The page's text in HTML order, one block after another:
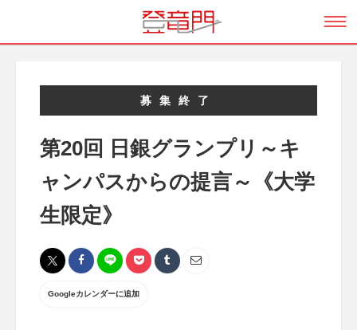
募集終了
第20回 日銀グランプリ～キ
ャンパスからの提言～《大学
生限定》
Googleカレンダーに追加